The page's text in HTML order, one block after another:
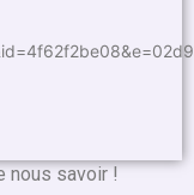
nous savoir !